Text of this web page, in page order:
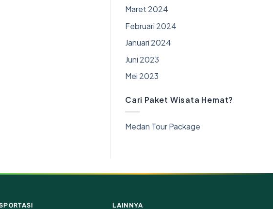
Maret 2024
Februari 2024
Januari 2024
Juni 2023
Mei 2023
Cari Paket Wisata Hemat?
Medan Tour Package
LAINNYA